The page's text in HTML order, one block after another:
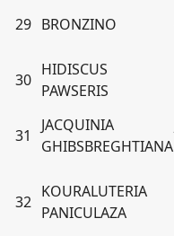
29 BRONZINO
30
HIDISCUS
PAWSERIS
31
JACQUINIA
GHIBSBREGHTIANA
32
KOURALUTERIA
PANICULAZA